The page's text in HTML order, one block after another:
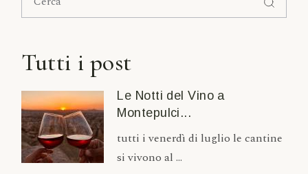
Tutti i post
Le Notti del Vino a
Montepulci...
tutti i venerdì di luglio le cantine
si vivono al ...